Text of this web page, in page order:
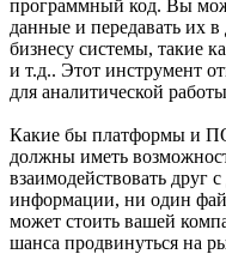
программный код. Вы
данные и передавать их
бизнесу системы, такие
и т.д.. Этот инструмент
для аналитической
Какие бы платформы и
должны иметь
взаимодействовать друг
информации, ни один
может стоить вашей
шанса продвинуться на